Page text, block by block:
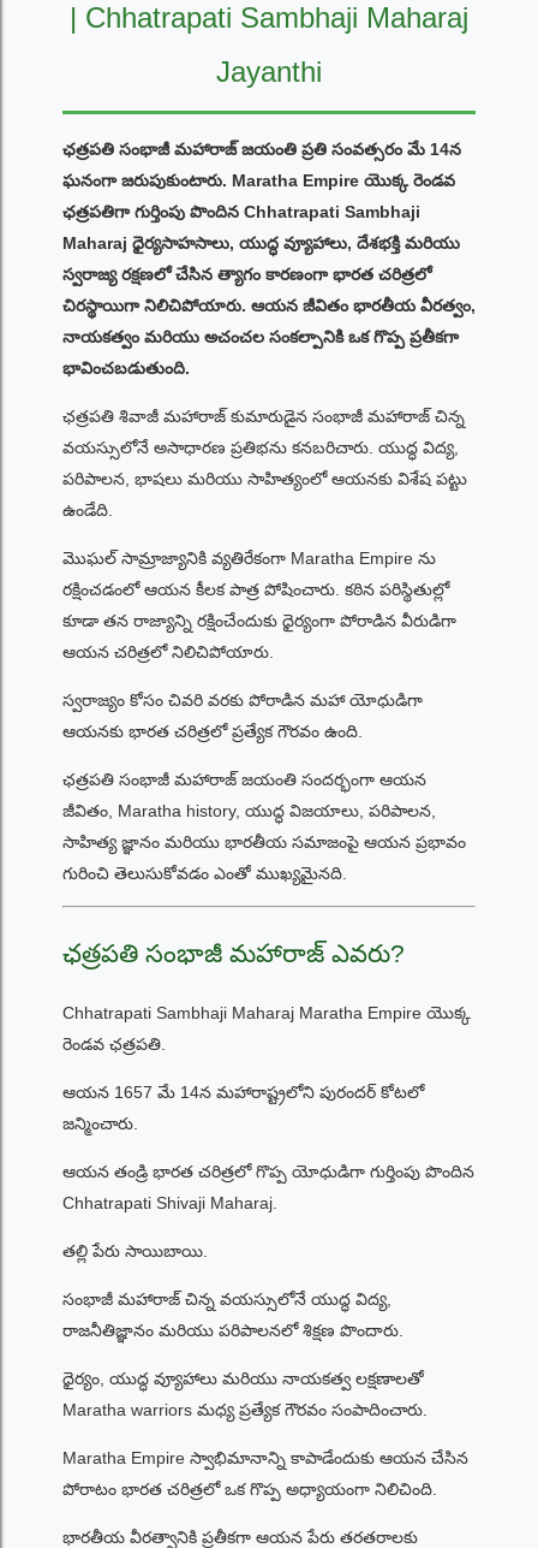
| Chhatrapati Sambhaji Maharaj
Jayanthi
ఛత్రపతి సంభాజీ మహారాజ్ జయంతి ప్రతి సంవత్సరం మే 14న
ఘనంగా జరుపుకుంటారు. Maratha Empire యొక్క రెండవ
ఛత్రపతిగా గుర్తింపు పొందిన Chhatrapati Sambhaji
Maharaj ధైర్యసాహసాలు, యుద్ధ వ్యూహాలు, దేశభక్తి మరియు
స్వరాజ్య రక్షణలో చేసిన త్యాగం కారణంగా భారత చరిత్రలో
చిరస్థాయిగా నిలిచిపోయారు. ఆయన జీవితం భారతీయ వీరత్వం,
నాయకత్వం మరియు అచంచల సంకల్పానికి ఒక గొప్ప ప్రతీకగా
భావించబడుతుంది.
ఛత్రపతి శివాజీ మహారాజ్ కుమారుడైన సంభాజీ మహారాజ్ చిన్న
వయస్సులోనే అసాధారణ ప్రతిభను కనబరిచారు. యుద్ధ విద్య,
పరిపాలన, భాషలు మరియు సాహిత్యంలో ఆయనకు విశేష పట్టు
ఉండేది.
మొఘల్ సామ్రాజ్యానికి వ్యతిరేకంగా Maratha Empire ను
రక్షించడంలో ఆయన కీలక పాత్ర పోషించారు. కఠిన పరిస్థితుల్లో
కూడా తన రాజ్యాన్ని రక్షించేందుకు ధైర్యంగా పోరాడిన వీరుడిగా
ఆయన చరిత్రలో నిలిచిపోయారు.
స్వరాజ్యం కోసం చివరి వరకు పోరాడిన మహా యోధుడిగా
ఆయనకు భారత చరిత్రలో ప్రత్యేక గౌరవం ఉంది.
ఛత్రపతి సంభాజీ మహారాజ్ జయంతి సందర్భంగా ఆయన
జీవితం, Maratha history, యుద్ధ విజయాలు, పరిపాలన,
సాహిత్య జ్ఞానం మరియు భారతీయ సమాజంపై ఆయన ప్రభావం
గురించి తెలుసుకోవడం ఎంతో ముఖ్యమైనది.
ఛత్రపతి సంభాజీ మహారాజ్ ఎవరు?
Chhatrapati Sambhaji Maharaj Maratha Empire యొక్క
రెండవ ఛత్రపతి.
ఆయన 1657 మే 14న మహారాష్ట్రలోని పురందర్ కోటలో
జన్మించారు.
ఆయన తండ్రి భారత చరిత్రలో గొప్ప యోధుడిగా గుర్తింపు పొందిన
Chhatrapati Shivaji Maharaj.
తల్లి పేరు సాయిబాయి.
సంభాజీ మహారాజ్ చిన్న వయస్సులోనే యుద్ధ విద్య,
రాజనీతిజ్ఞానం మరియు పరిపాలనలో శిక్షణ పొందారు.
ధైర్యం, యుద్ధ వ్యూహాలు మరియు నాయకత్వ లక్షణాలతో
Maratha warriors మధ్య ప్రత్యేక గౌరవం సంపాదించారు.
Maratha Empire స్వాభిమానాన్ని కాపాడేందుకు ఆయన చేసిన
పోరాటం భారత చరిత్రలో ఒక గొప్ప అధ్యాయంగా నిలిచింది.
భారతీయ వీరత్వానికి ప్రతీకగా ఆయన పేరు తరతరాలకు